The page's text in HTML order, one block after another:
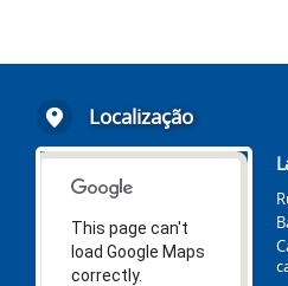
Localização
This page can't
load Google Maps
correctly.